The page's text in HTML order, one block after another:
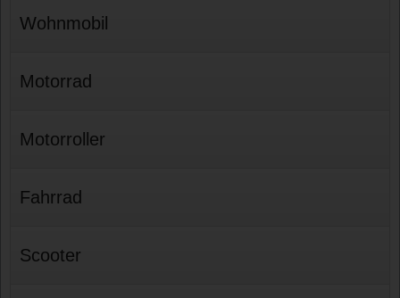
Wohnmobil
Motorrad
Motorroller
Fahrrad
Scooter